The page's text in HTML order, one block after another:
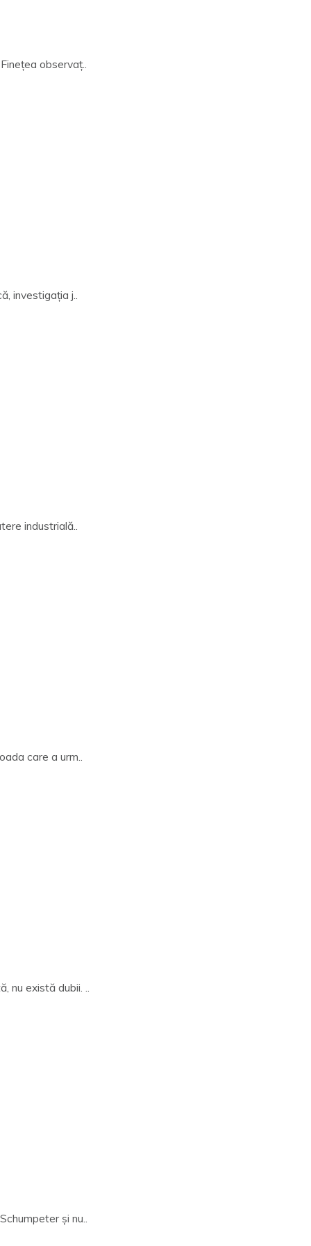
observaţ..
investigația j..
industrială..
care a urm..
nu există dubii. ..
și nu..